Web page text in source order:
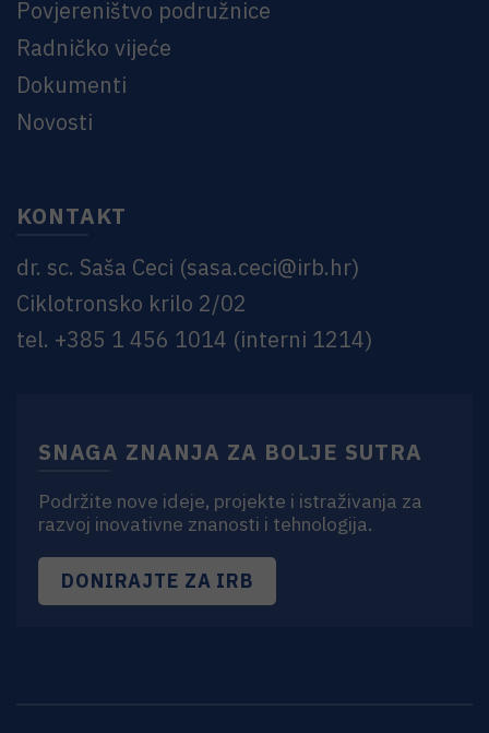
Povjereništvo podružnice
Radničko vijeće
Dokumenti
Novosti
KONTAKT
dr. sc. Saša Ceci (sasa.ceci@irb.hr)
Ciklotronsko krilo 2/02
tel. +385 1 456 1014 (interni 1214)
SNAGA ZNANJA ZA BOLJE SUTRA
Podržite nove ideje, projekte i istraživanja za
razvoj inovativne znanosti i tehnologija.
DONIRAJTE ZA IRB